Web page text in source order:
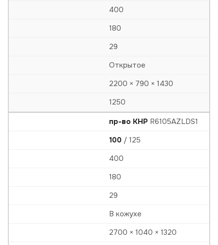
400
180
29
Открытое
2200 × 790 × 1430
1250
пр-во КНР R6105AZLDS1
100 / 125
400
180
29
В кожухе
2700 × 1040 × 1320